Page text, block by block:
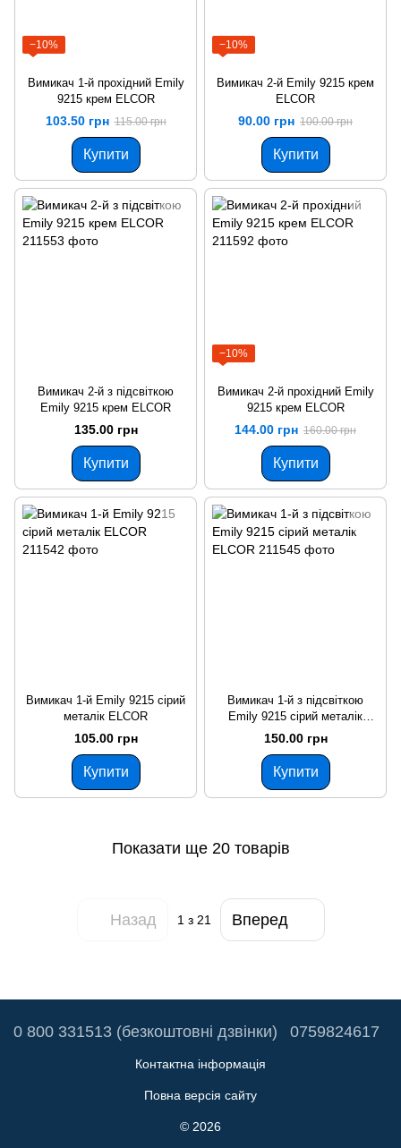
−10%
Вимикач 1-й прохідний Emily
9215 крем ELCOR
103.50 грн 115.00 грн
Купити
−10%
Вимикач 2-й Emily 9215 крем
ЕLCOR
90.00 грн 100.00 грн
Купити
Вимикач 2-й з підсвіткою
Emily 9215 крем ELCOR
135.00 грн
Купити
−10%
Вимикач 2-й прохідний Emily
9215 крем ELCOR
144.00 грн 160.00 грн
Купити
Вимикач 1-й Emily 9215 сірий
металік ЕLCOR
105.00 грн
Купити
Вимикач 1-й з підсвіткою
Emily 9215 сірий металік
ELCOR
150.00 грн
Купити
Показати ще 20 товарів
Назад 1з 21 Вперед
0 800 331513 (безкоштовні дзвінки) 0759824617
Контактна інформація
Повна версія сайту
© 2026